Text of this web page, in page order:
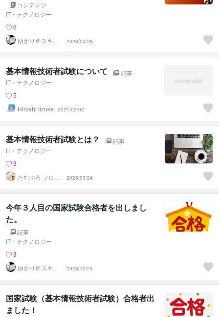
コンテンツ
IT・テクノロジー
6
ゆかり＠スキル
アップアドバイ
ザー
2023/03/28
基本情報技術者試験について
記事
IT・テクノロジー
5
Hiroshi Iizuka
2021/02/02
基本情報技術者試験とは？
記事
IT・テクノロジー
3
たむぷろ フロン
トエンジニア
2025/03/24
今年３人目の国家試験合格者を出しまし
た。
記事
IT・テクノロジー
3
ゆかり＠スキル
アップアドバイ
ザー
2023/10/24
国家試験（基本情報技術者試験）合格者出
ました！